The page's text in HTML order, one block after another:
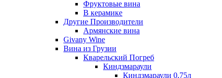
Фруктовые вина
В керамике
Другие Производители
Армянские вина
Givany Wine
Вина из Грузии
Кварельский Погреб
Киндзмараули
Киндзмараули 0,75л